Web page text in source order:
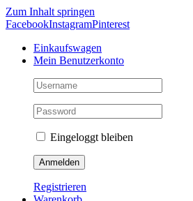
Zum Inhalt springen
FacebookInstagramPinterest
Einkaufswagen
Mein Benutzerkonto
Eingeloggt bleiben
Registrieren